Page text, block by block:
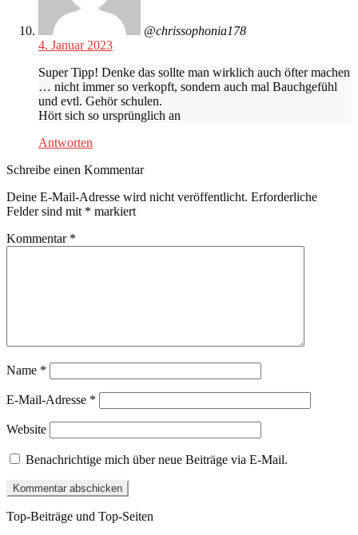
@chrissophonia178
4. Januar 2023
Super Tipp! Denke das sollte man wirklich auch öfter machen
… nicht immer so verkopft, sondern auch mal Bauchgefühl
und evtl. Gehör schulen.
Hört sich so ursprünglich an
Antworten
Schreibe einen Kommentar
Deine E-Mail-Adresse wird nicht veröffentlicht. Erforderliche
Felder sind mit * markiert
Kommentar *
Name *
E-Mail-Adresse *
Website
Benachrichtige mich über neue Beiträge via E-Mail.
Top-Beiträge und Top-Seiten